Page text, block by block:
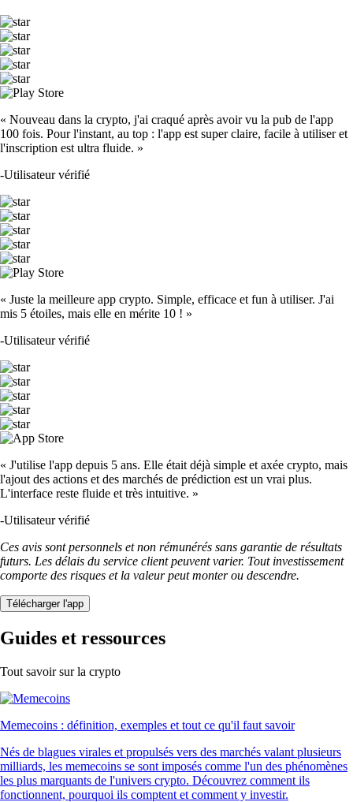
« Nouveau dans la crypto, j'ai craqué après avoir vu la pub de l'app
100 fois. Pour l'instant, au top : l'app est super claire, facile à utiliser et
l'inscription est ultra fluide. »
-Utilisateur vérifié
« Juste la meilleure app crypto. Simple, efficace et fun à utiliser. J'ai
mis 5 étoiles, mais elle en mérite 10 ! »
-Utilisateur vérifié
« J'utilise l'app depuis 5 ans. Elle était déjà simple et axée crypto, mais
l'ajout des actions et des marchés de prédiction est un vrai plus.
L'interface reste fluide et très intuitive. »
-Utilisateur vérifié
Ces avis sont personnels et non rémunérés sans garantie de résultats
futurs. Les délais du service client peuvent varier. Tout investissement
comporte des risques et la valeur peut monter ou descendre.
Télécharger l'app
Guides et ressources
Tout savoir sur la crypto
Memecoins : définition, exemples et tout ce qu'il faut savoir
Nés de blagues virales et propulsés vers des marchés valant plusieurs
milliards, les memecoins se sont imposés comme l'un des phénomènes
les plus marquants de l'univers crypto. Découvrez comment ils
fonctionnent, pourquoi ils comptent et comment y investir.